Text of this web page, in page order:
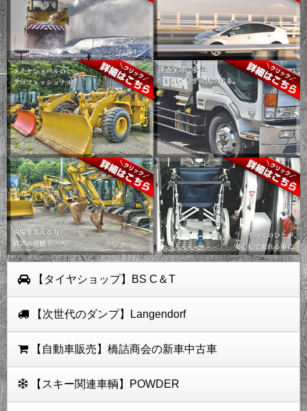
【タイヤショップ】BS C＆T
【次世代のダンプ】Langendorf
【自動車販売】橋詰商会の新車中古車
【スキー関連車輌】POWDER